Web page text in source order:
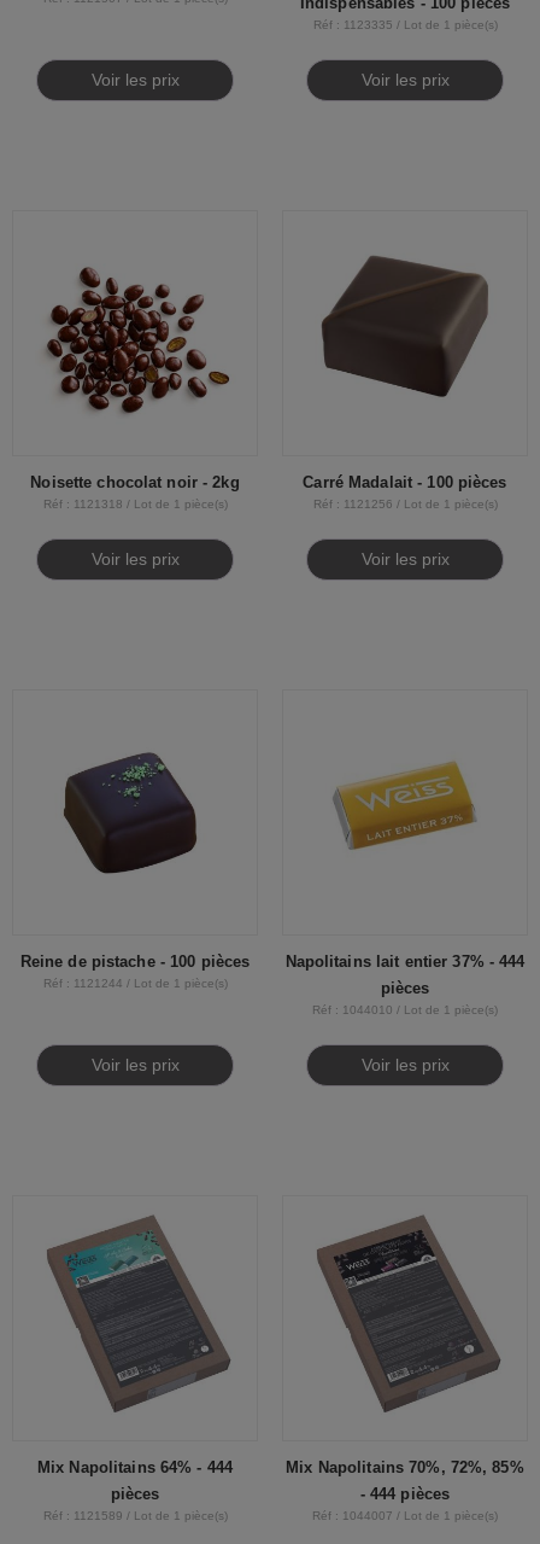
Voir les prix
Réf : 1123335 / Lot de 1 pièce(s)
Voir les prix
Noisette chocolat noir - 2kg
Réf : 1121318 / Lot de 1 pièce(s)
Voir les prix
Carré Madalait - 100 pièces
Réf : 1121256 / Lot de 1 pièce(s)
Voir les prix
Reine de pistache - 100 pièces
Réf : 1121244 / Lot de 1 pièce(s)
Voir les prix
Napolitains lait entier 37% - 444
pièces
Réf : 1044010 / Lot de 1 pièce(s)
Voir les prix
Mix Napolitains 64% - 444
pièces
Réf : 1121589 / Lot de 1 pièce(s)
Mix Napolitains 70%, 72%, 85%
- 444 pièces
Réf : 1044007 / Lot de 1 pièce(s)